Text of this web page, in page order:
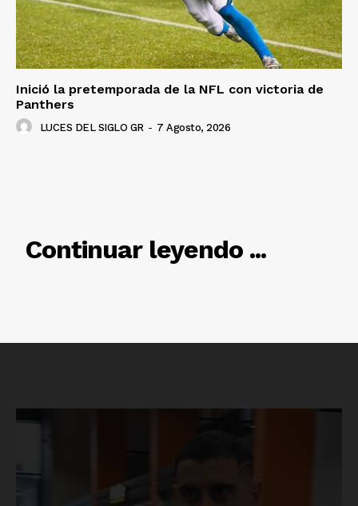
Inició la pretemporada de la NFL con victoria de
Panthers
LUCES DEL SIGLO GR - 7 Agosto, 2026
Continuar leyendo ...
RELACIONADO